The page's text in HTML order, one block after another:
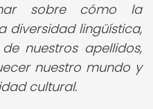
sobre cómo la
diversidad lingüística,
nuestros apellidos,
nuestro mundo y
cultural.